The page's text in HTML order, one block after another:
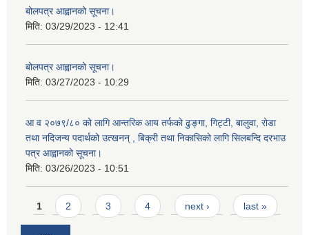
बोलपत्र आह्वानको सूचना।
मिति: 03/29/2023 - 12:41
बोलपत्र आह्वानको सूचना।
मिति: 03/27/2023 - 10:29
आ व २०७९/८० को लागि आन्तरिक आय तर्फको ढुङ्गा, गिट्टी, बालुवा, रोडा
तथा नदिजन्य पदार्थको उत्खनन् , बिक्री तथा निकासिको लागि सिलबन्दि दरभाउ
पत्र आह्वानको सूचना।
मिति: 03/26/2023 - 10:51
Pages
1 2 3 4 next › last »